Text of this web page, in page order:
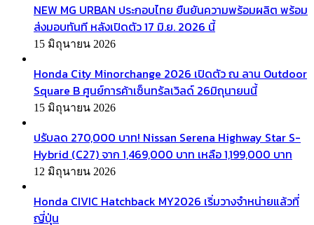
NEW MG URBAN ประกอบไทย ยืนยันความพร้อมผลิต พร้อม
ส่งมอบทันที หลังเปิดตัว 17 มิ.ย. 2026 นี้
15 มิถุนายน 2026
Honda City Minorchange 2026 เปิดตัว ณ ลาน Outdoor
Square B ศูนย์การค้าเซ็นทรัลเวิลด์ 26มิถุนายนนี้
15 มิถุนายน 2026
ปรับลด 270,000 บาท! Nissan Serena Highway Star S-
Hybrid (C27) จาก 1,469,000 บาท เหลือ 1,199,000 บาท
12 มิถุนายน 2026
Honda CIVIC Hatchback MY2026 เริ่มวางจำหน่ายแล้วที่
ญี่ปุ่น